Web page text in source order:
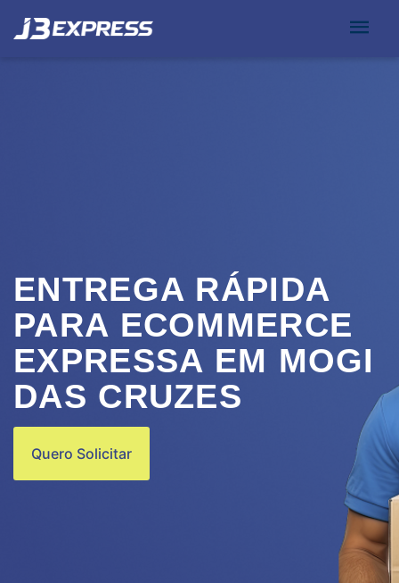
ENTREGA RÁPIDA
PARA ECOMMERCE
EXPRESSA EM MOGI
DAS CRUZES
Quero Solicitar